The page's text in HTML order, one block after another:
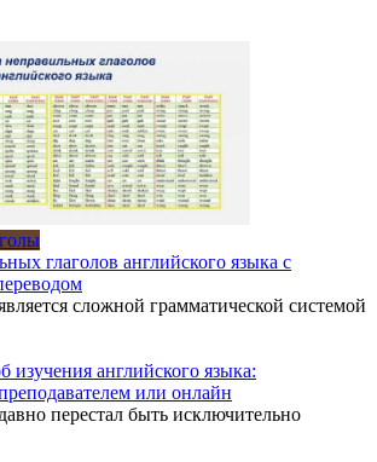
глаголов английского языка с
сложной грамматической системой
изучения английского языка:
или онлайн
перестал быть исключительно